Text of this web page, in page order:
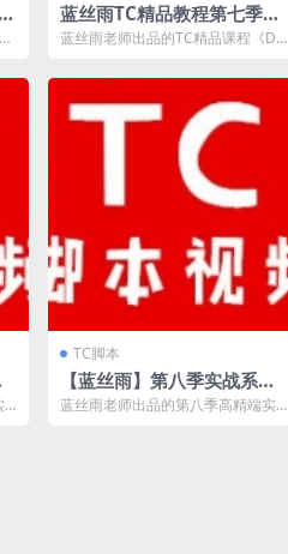
蓝丝雨TC精品教程第七季
《DNF速成秘笈》
蓝丝雨老师出品的TC精品课程《DN
扫拍卖行的操...
TC脚本
【蓝丝雨】第八季实战系列
《商业实战DNF刷图》
蓝丝雨老师出品的第八季高精端实